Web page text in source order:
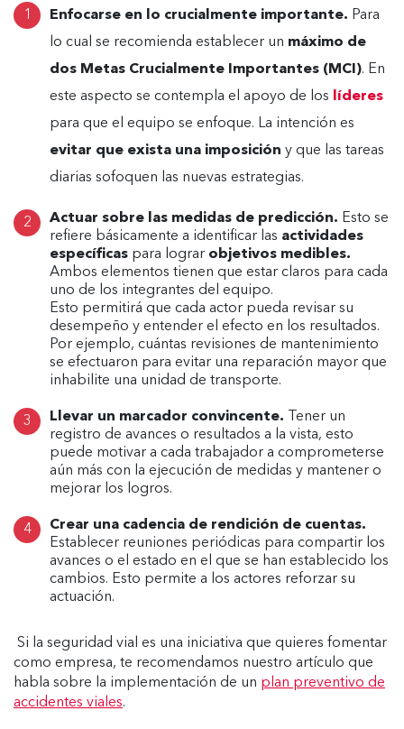
Enfocarse en lo crucialmente importante. Para
lo cual se recomienda establecer un máximo de
dos Metas Crucialmente Importantes (MCI). En
este aspecto se contempla el apoyo de los
líderes
para que el equipo se enfoque. La intención es
evitar que exista una imposición y que las tareas
diarias sofoquen las nuevas estrategias.
Actuar sobre las medidas de predicción. Esto se
refiere básicamente a identificar las actividades
específicas para lograr objetivos medibles.
Ambos elementos tienen que estar claros para cada
uno de los integrantes del equipo.
Esto permitirá que cada actor pueda revisar su
desempeño y entender el efecto en los resultados.
Por ejemplo, cuántas revisiones de mantenimiento
se efectuaron para evitar una reparación mayor que
inhabilite una unidad de transporte.
Llevar un marcador convincente. Tener un
registro de avances o resultados a la vista, esto
puede motivar a cada trabajador a comprometerse
aún más con la ejecución de medidas y mantener o
mejorar los logros.
Crear una cadencia de rendición de cuentas.
Establecer reuniones periódicas para compartir los
avances o el estado en el que se han establecido los
cambios. Esto permite a los actores reforzar su
actuación.
Si la seguridad vial es una iniciativa que quieres fomentar
como empresa, te recomendamos nuestro artículo que
habla sobre la implementación de un plan preventivo de
accidentes viales.